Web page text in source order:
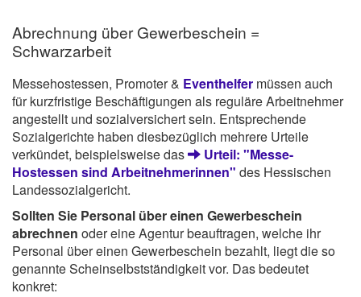
Abrechnung über Gewerbeschein =
Schwarzarbeit
Messehostessen, Promoter & Eventhelfer müssen auch
für kurzfristige Beschäftigungen als reguläre Arbeitnehmer
angestellt und sozialversichert sein. Entsprechende
Sozialgerichte haben diesbezüglich mehrere Urteile
verkündet, beispielsweise das
Urteil: "Messe-
Hostessen sind Arbeitnehmerinnen" des Hessischen
Landessozialgericht.
Sollten Sie Personal über einen Gewerbeschein
abrechnen oder eine Agentur beauftragen, welche ihr
Personal über einen Gewerbeschein bezahlt, liegt die so
genannte Scheinselbstständigkeit vor. Das bedeutet
konkret: